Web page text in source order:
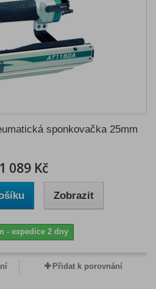
sponkovačka 25mm
089 Kč
Zobrazit
- expedice 2 dny
Přidat k porovnání